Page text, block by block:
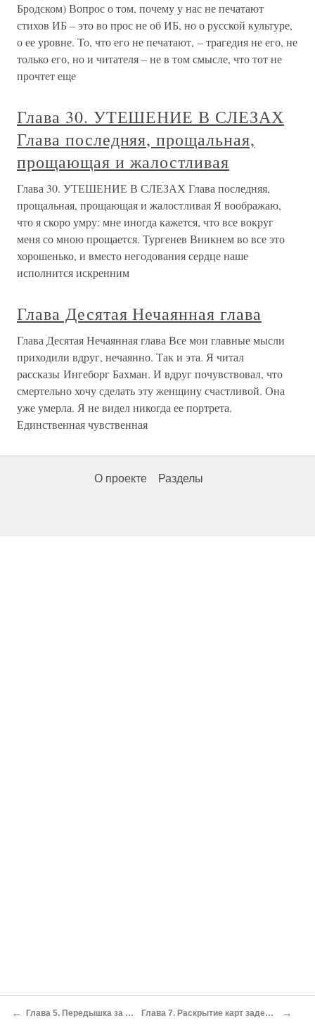
Бродском) Вопрос о том, почему у нас не печатают
стихов ИБ – это во прос не об ИБ, но о русской культуре,
о ее уровне. То, что его не печатают, – трагедия не его, не
только его, но и читателя – не в том смысле, что тот не
прочтет еще
Глава 30. УТЕШЕНИЕ В СЛЕЗАХ
Глава последняя, прощальная,
прощающая и жалостливая
Глава 30. УТЕШЕНИЕ В СЛЕЗАХ Глава последняя,
прощальная, прощающая и жалостливая Я воображаю,
что я скоро умру: мне иногда кажется, что все вокруг
меня со мною прощается. Тургенев Вникнем во все это
хорошенько, и вместо негодования сердце наше
исполнится искренним
Глава Десятая Нечаянная глава
Глава Десятая Нечаянная глава Все мои главные мысли
приходили вдруг, нечаянно. Так и эта. Я читал
рассказы Ингеборг Бахман. И вдруг почувствовал, что
смертельно хочу сделать эту женщину счастливой. Она
уже умерла. Я не видел никогда ее портрета.
Единственная чувственная
О проекте Разделы
← Глава 5. Передышка за океаном Глава 7. Раскрытие карт задерживается →